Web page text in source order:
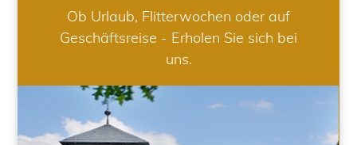
Ob Urlaub, Flitterwochen oder auf
Geschäftsreise - Erholen Sie sich bei
uns.